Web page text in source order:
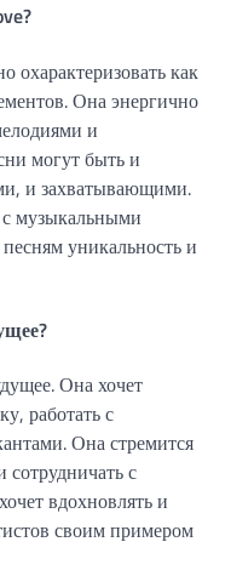
охарактеризовать как
Она энергично
и
могут быть и
и захватывающими.
музыкальными
уникальность и
Она хочет
работать с
Она стремится
с
вдохновлять и
своим примером